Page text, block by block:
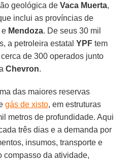
geológica deVaca Muerta,
inclui as províncias de
e Mendoza. De seus 30 mil
a petroleira estatalYPF tem
de 300 operados junto
Chevron.
das maiores reservas
gás de xisto, em estruturas
metros de profundidade. Aqui
três dias e a demanda por
insumos, transporte e
compasso da atividade,